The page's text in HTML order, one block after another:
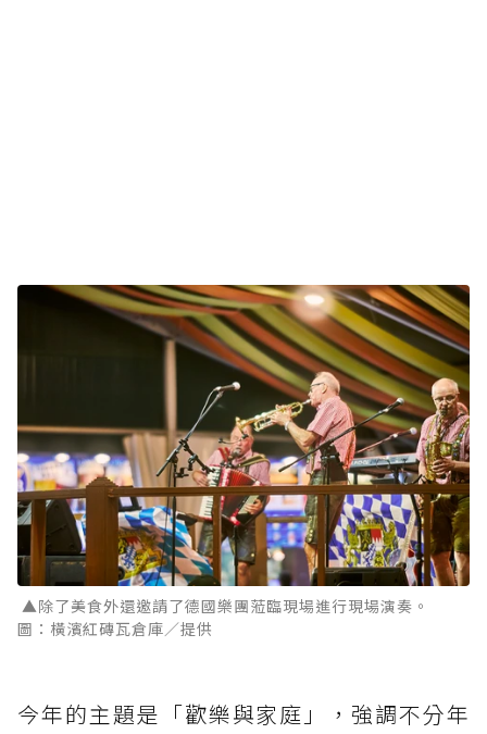
▲除了美食外還邀請了德國樂團蒞臨現場進行現場演奏。
圖：橫濱紅磚瓦倉庫／提供
今年的主題是「歡樂與家庭」，強調不分年